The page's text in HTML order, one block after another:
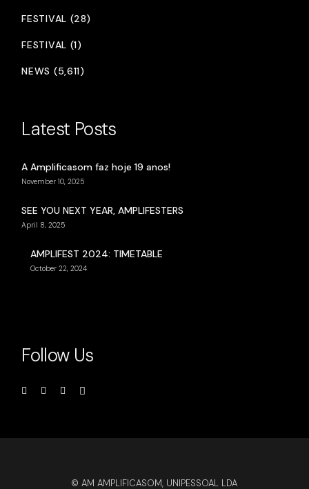
FESTIVAL (28)
FESTIVAL (1)
NEWS (5,611)
Latest Posts
A Amplificasom faz hoje 19 anos!
November 10, 2025
SEE YOU NEXT YEAR, AMPLIFESTERS
April 8, 2025
AMPLIFEST 2024: TIMETABLE
October 22, 2024
Follow Us
© AM AMPLIFICASOM, UNIPESSOAL LDA